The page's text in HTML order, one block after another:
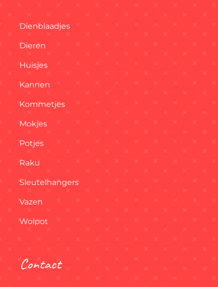
Dienblaadjes
Dieren
Huisjes
Kannen
Kommetjes
Mokjes
Potjes
Raku
Sleutelhangers
Vazen
Wolpot
Contact